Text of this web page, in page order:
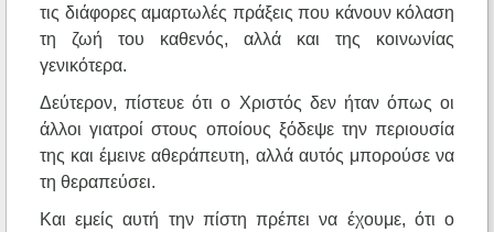
τις διάφορες αμαρτωλές πράξεις που κάνουν κόλαση
τη ζωή του καθενός, αλλά και της κοινωνίας
γενικότερα.
Δεύτερον, πίστευε ότι ο Χριστός δεν ήταν όπως οι
άλλοι γιατροί στους οποίους ξόδεψε την περιουσία
της και έμεινε αθεράπευτη, αλλά αυτός μπορούσε να
τη θεραπεύσει.
Και εμείς αυτή την πίστη πρέπει να έχουμε, ότι ο